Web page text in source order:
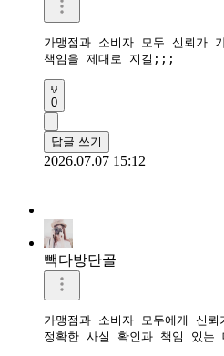
가맹점과 소비자 모두 신뢰가
책임을 제대로 지길;;;
0
답글 쓰기
2026.07.07 15:12
빽다방단골
가맹점과 소비자 모두에게 신